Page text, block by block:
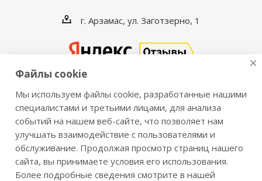
г. Арзамас, ул. Заготзерно, 1
2016-2026 © VALBERGSAFE.RU — Интернет-магазин
сейфов Valberg и металлической мебели Практик.
Продажа сейфов для дома и офиса, металлических
шкафов, стеллажей, металлических дверей.
Информация о розничных ценах, технических
характеристиках, наличии на складе носит справочный
Файлы cookie
Мы используем файлы cookie, разработанные нашими
специалистами и третьими лицами, для анализа
событий на нашем веб-сайте, что позволяет нам
улучшать взаимодействие с пользователями и
обслуживание. Продолжая просмотр страниц нашего
сайта, вы принимаете условия его использования.
Более подробные сведения смотрите в нашей